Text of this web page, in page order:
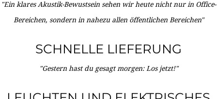
"Ein klares Akustik-Bewustsein sehen wir heute nicht nur in Office-
Bereichen, sondern in nahezu allen öffentlichen Bereichen"
SCHNELLE LIEFERUNG
"Gestern hast du gesagt morgen: Los jetzt!"